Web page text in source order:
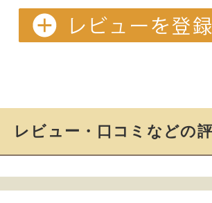
レビュー・口コミなどの